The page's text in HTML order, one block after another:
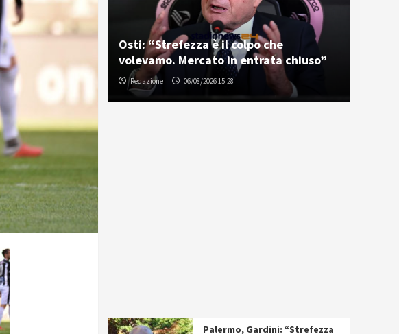
Osti: “Strefezza è il colpo che
volevamo. Mercato in entrata chiuso”
Redazione 06/08/2026 15:28
Palermo, Gardini: “Strefezza